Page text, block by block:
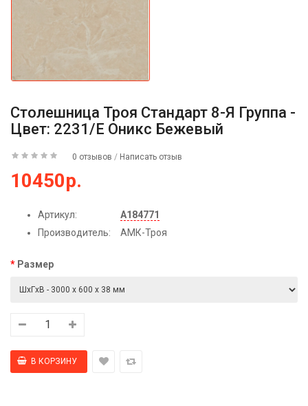
Столешница Троя Стандарт 8-Я Группа -
Цвет: 2231/E Оникс Бежевый
0 отзывов / Написать отзыв
10450р.
Артикул:
А184771
Производитель:
АМК-Троя
Размер